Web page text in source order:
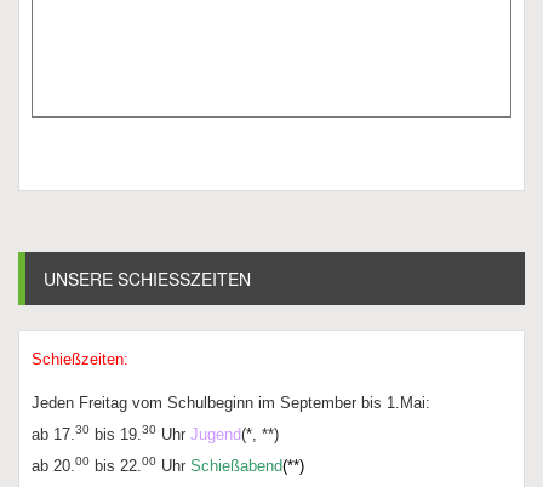
UNSERE SCHIESSZEITEN
Schießzeiten:
Jeden Freitag vom Schulbeginn im September bis 1.Mai:
ab 17.30 bis 19.30 Uhr Jugend(*, **)
ab 20.00 bis 22.00 Uhr Schießabend(**)